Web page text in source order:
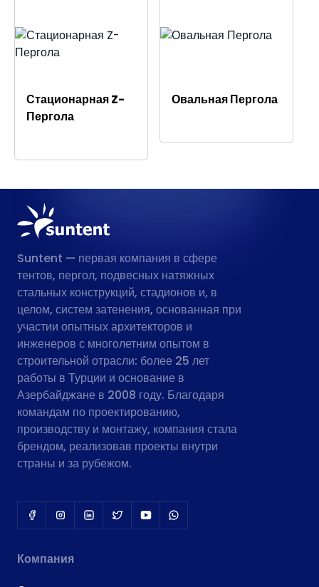
Стационарная Z-
Пергола
Овальная Пергола
Suntent — первая компания в сфере
тентов, пергол, подвесных натяжных
стальных конструкций, стадионов и, в
целом, систем затенения, основанная при
участии опытных архитекторов и
инженеров с многолетним опытом в
строительной отрасли: более 25 лет
работы в Турции и основание в
Азербайджане в 2008 году. Благодаря
командам по проектированию,
производству и монтажу, компания стала
брендом, реализовав проекты внутри
страны и за рубежом.
Компания